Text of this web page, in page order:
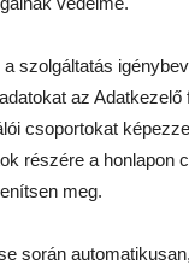
szolgáltatás
az Adatkezelő
csoportokat
részére a honlapon
meg.
során